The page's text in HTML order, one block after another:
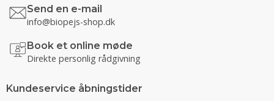
Send en e-mail
info@biopejs-shop.dk
Book et online møde
Direkte personlig rådgivning
Kundeservice åbningstider